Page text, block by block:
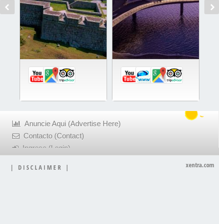
Anuncie Aqui (Advertise Here)
Contacto (Contact)
Ingrese (Login)
| D I S C L A I M E R | xentra.com